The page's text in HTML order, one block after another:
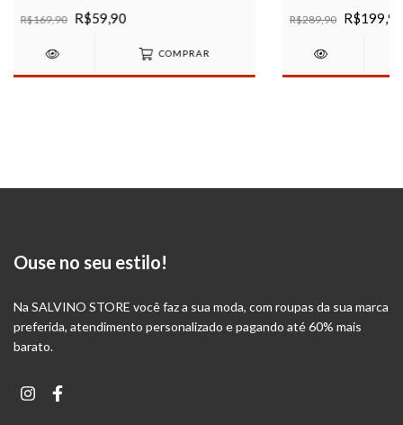
R$169,90 R$59,90
COMPRAR
R$289,90 R$199,90
Ouse no seu estilo!
Na SALVINO STORE você faz a sua moda, com roupas da sua marca
preferida, atendimento personalizado e pagando até 60% mais
barato.